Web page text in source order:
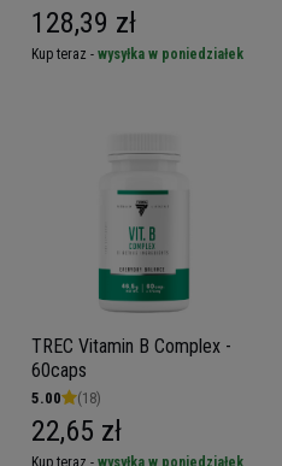
128,39 zł
Kup teraz - wysyłka w poniedziałek
TREC Vitamin B Complex -
60caps
5.00 (18)
22,65 zł
Kup teraz - wysyłka w poniedziałek